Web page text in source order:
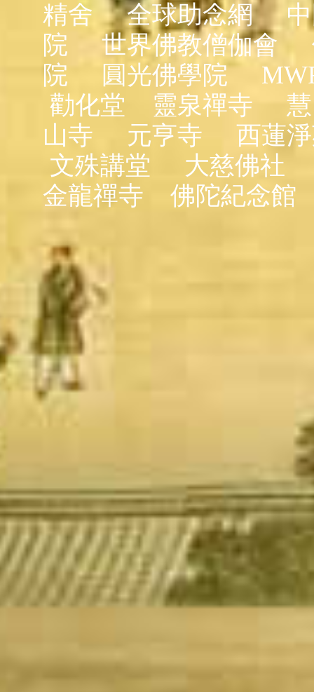
精舍
全球助念網
院
世界佛教僧伽會
院
圓光佛學院
勸化堂
靈泉禪寺
山寺
元亨寺
西蓮
文殊講堂
大慈佛社
金龍禪寺
佛陀紀念館